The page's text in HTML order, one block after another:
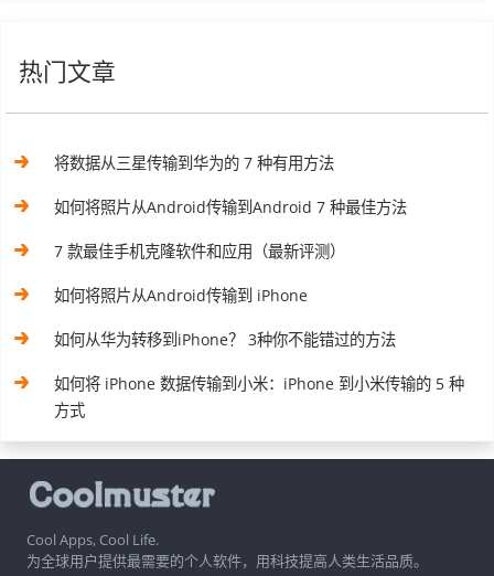
热门文章
将数据从三星传输到华为的 7 种有用方法
如何将照片从Android传输到Android 7 种最佳方法
7 款最佳手机克隆软件和应用（最新评测）
如何将照片从Android传输到 iPhone
如何从华为转移到iPhone？ 3种你不能错过的方法
如何将 iPhone 数据传输到小米：iPhone 到小米传输的 5 种
方式
Cool Apps, Cool Life.
为全球用户提供最需要的个人软件，用科技提高人类生活品质。